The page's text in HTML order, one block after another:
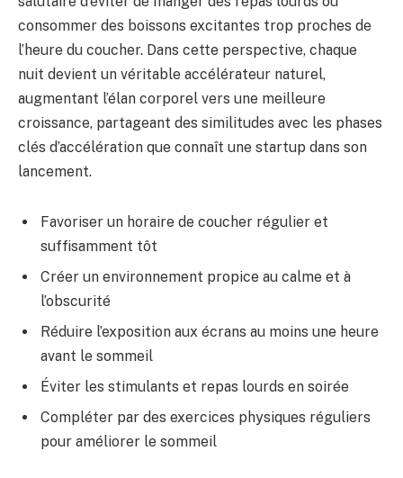
consommer des boissons excitantes trop proches de
l’heure du coucher. Dans cette perspective, chaque
nuit devient un véritable accélérateur naturel,
augmentant l’élan corporel vers une meilleure
croissance, partageant des similitudes avec les phases
clés d’accélération que connaît une startup dans son
lancement.
Favoriser un horaire de coucher régulier et
suffisamment tôt
Créer un environnement propice au calme et à
l’obscurité
Réduire l’exposition aux écrans au moins une heure
avant le sommeil
Éviter les stimulants et repas lourds en soirée
Compléter par des exercices physiques réguliers
pour améliorer le sommeil